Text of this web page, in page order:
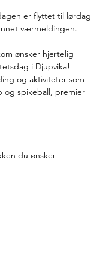
er flyttet til lørdag
værmeldingen.
ønsker hjertelig
i Djupvika!
og aktiviteter som
og spikeball, premier
du ønsker